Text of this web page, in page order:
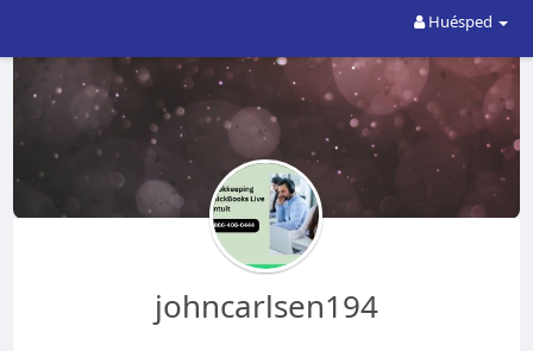
Huésped
johncarlsen194